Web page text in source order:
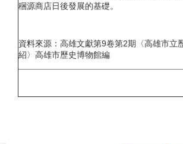
稇源商店日後發展的基礎。
資料來源：高雄文獻第9卷第2期〈高雄市
紹〉高雄市歷史博物館編